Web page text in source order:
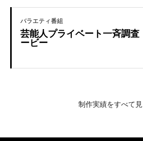
バラエティ番組
芸能人プライベート一斉調査
ービー
制作実績をすべて見